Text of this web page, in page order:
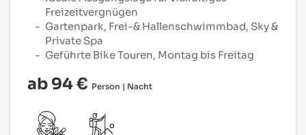
Freizeitvergnügen
Gartenpark, Frei-& Hallenschwimmbad, Sky &
Private Spa
Geführte Bike Touren, Montag bis Freitag
ab 94 € Person | Nacht